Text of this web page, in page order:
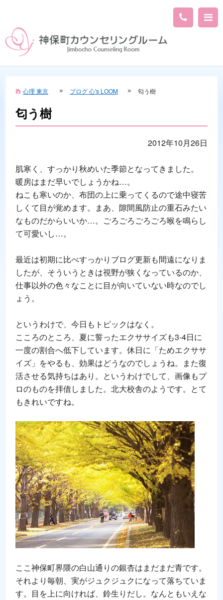
心理 東京 ブログ 心's LOOM 匂う樹
匂う樹
2012年10月26日
肌寒く、すっかり秋めいた季節となってきました。
暖房はまだ早いでしょうかね…。
ねこも寒いのか、布団の上に乗ってくるので途中寝苦
しくて目が覚めます。まあ、隙間風防止の重石みたい
なものだからいいか…。ごろごろごろごろ喉を鳴らし
て可愛いし…。
最近は初期に比べすっかりブログ更新も間遠になりま
したが、そういうときは視野が狭くなっているのか、
仕事以外の色々なことに目が向いていない時なのでし
ょう。
というわけで、今日もトピックはなく。
こころのところ、夏に誓ったエクササイズも3-4日に
一度の割合へ低下しています。休日に「ためエクササ
イズ」をやるも、効果はどうなのでしょうね。また復
活させる気持ちはあり。というわけでして、画像もプ
ロのものを拝借しました。北大校舎のようです。とて
もきれいですね。
ここ神保町界隈の白山通りの銀杏はまだまだ青です。
それより毎朝、実がジュクジュクになって落ちていま
す。目を上に向ければ、鈴生りだし。なんともいえな